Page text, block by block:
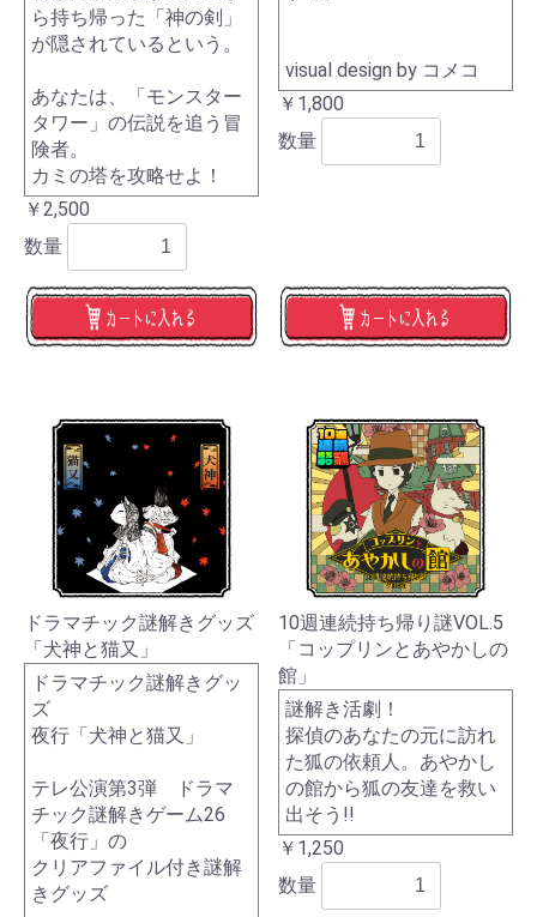
ら持ち帰った「神の剣」
が隠されているという。
あなたは、「モンスター
タワー」の伝説を追う冒
険者。
カミの塔を攻略せよ！
￥2,500
数量
visual design by コメコ
￥1,800
数量
ドラマチック謎解きグッズ
「犬神と猫又」
ドラマチック謎解きグッ
ズ
夜行「犬神と猫又」
テレ公演第3弾 ドラマ
チック謎解きゲーム26
「夜行」の
クリアファイル付き謎解
きグッズ
10週連続持ち帰り謎VOL.5
「コップリンとあやかしの
館」
謎解き活劇！
探偵のあなたの元に訪れ
た狐の依頼人。あやかし
の館から狐の友達を救い
出そう!!
￥1,250
数量